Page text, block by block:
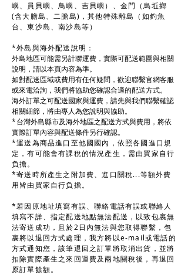
嶼、員貝嶼、鳥嶼、吉貝嶼）、金門（烏坵鄉
(含大膽島、二膽島)，其他特殊離島（如釣魚
台、東沙島、南沙島等）
*外島與海外配送說明：
外島地區可能需另計聯運費，實際可配送範圍與相關
說明，請以本頁內容為準。
如對配送區域或費用有任何疑問，歡迎聯繫官網客服
或來電洽詢，我們將協助您確認合適的配送方式。
海外訂單之可配送國家與運費，請先與我們聯繫確認
相關細節，將由專人為您說明與協助。
*台灣外島縣市及海外地區之配送方式與費用，將依
實際訂單內容與配送條件另行確認。
*運送為商品進口至他國國內，依照各國進口規
定，有可能會有課稅的情況產生，需由買家自行
負擔。
*寄送時所產生之附加費、進口關稅...等額外費
用皆由買家自行負擔。
*若因原地址填寫有誤、聯絡電話有誤或聯絡人
填寫不詳、指定配送地點無法配送，以致包裹無
法寄送成功，且於2日內無法與您取得聯繫，包
裹將以退回方式處理，我方將以e-mail或電話的
方式通知您，該筆退回之訂單將取消出貨，並將
扣除實際產生之來回運費及兩地關稅後，再退回
原訂單餘額。